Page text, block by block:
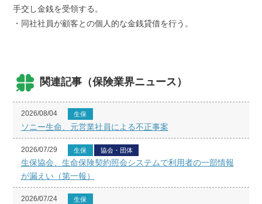
手交し金銭を受領する。
・同社社員が顧客との個人的な金銭貸借を行う。
関連記事（保険業界ニュース）
2026/08/04 生保
ソニー生命、元営業社員による不正事案
2026/07/29 生保 協会・団体
生保協会、生命保険契約照会システムで利用者の一部情報
が漏えい（第一報）
2026/07/24 生保